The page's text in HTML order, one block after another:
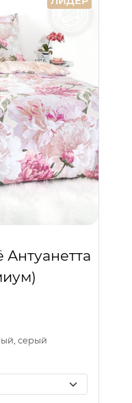
Антуанетта
серый